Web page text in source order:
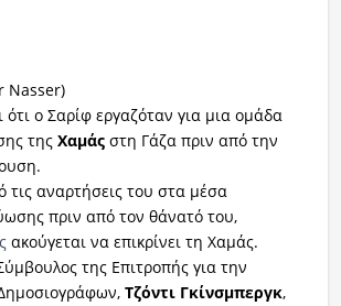
Nasser)
ότι ο Σαρίφ εργαζόταν για μια ομάδα
της Χαμάςστη Γάζα πριν από την
τις αναρτήσεις του στα μέσα
πριν από τον θάνατό του,
ακούγεται να επικρίνει τη Χαμάς.
της Επιτροπής για την
Τζόντι Γκίνσμπεργκ,